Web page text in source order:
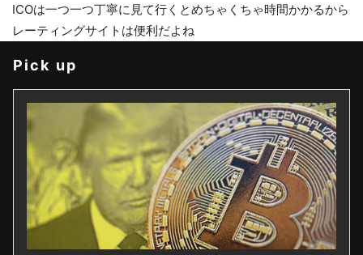
ICOは一つ一つ丁寧に見て行くとめちゃくちゃ時間かかるから
レーティングサイトは便利だよね
Pick up